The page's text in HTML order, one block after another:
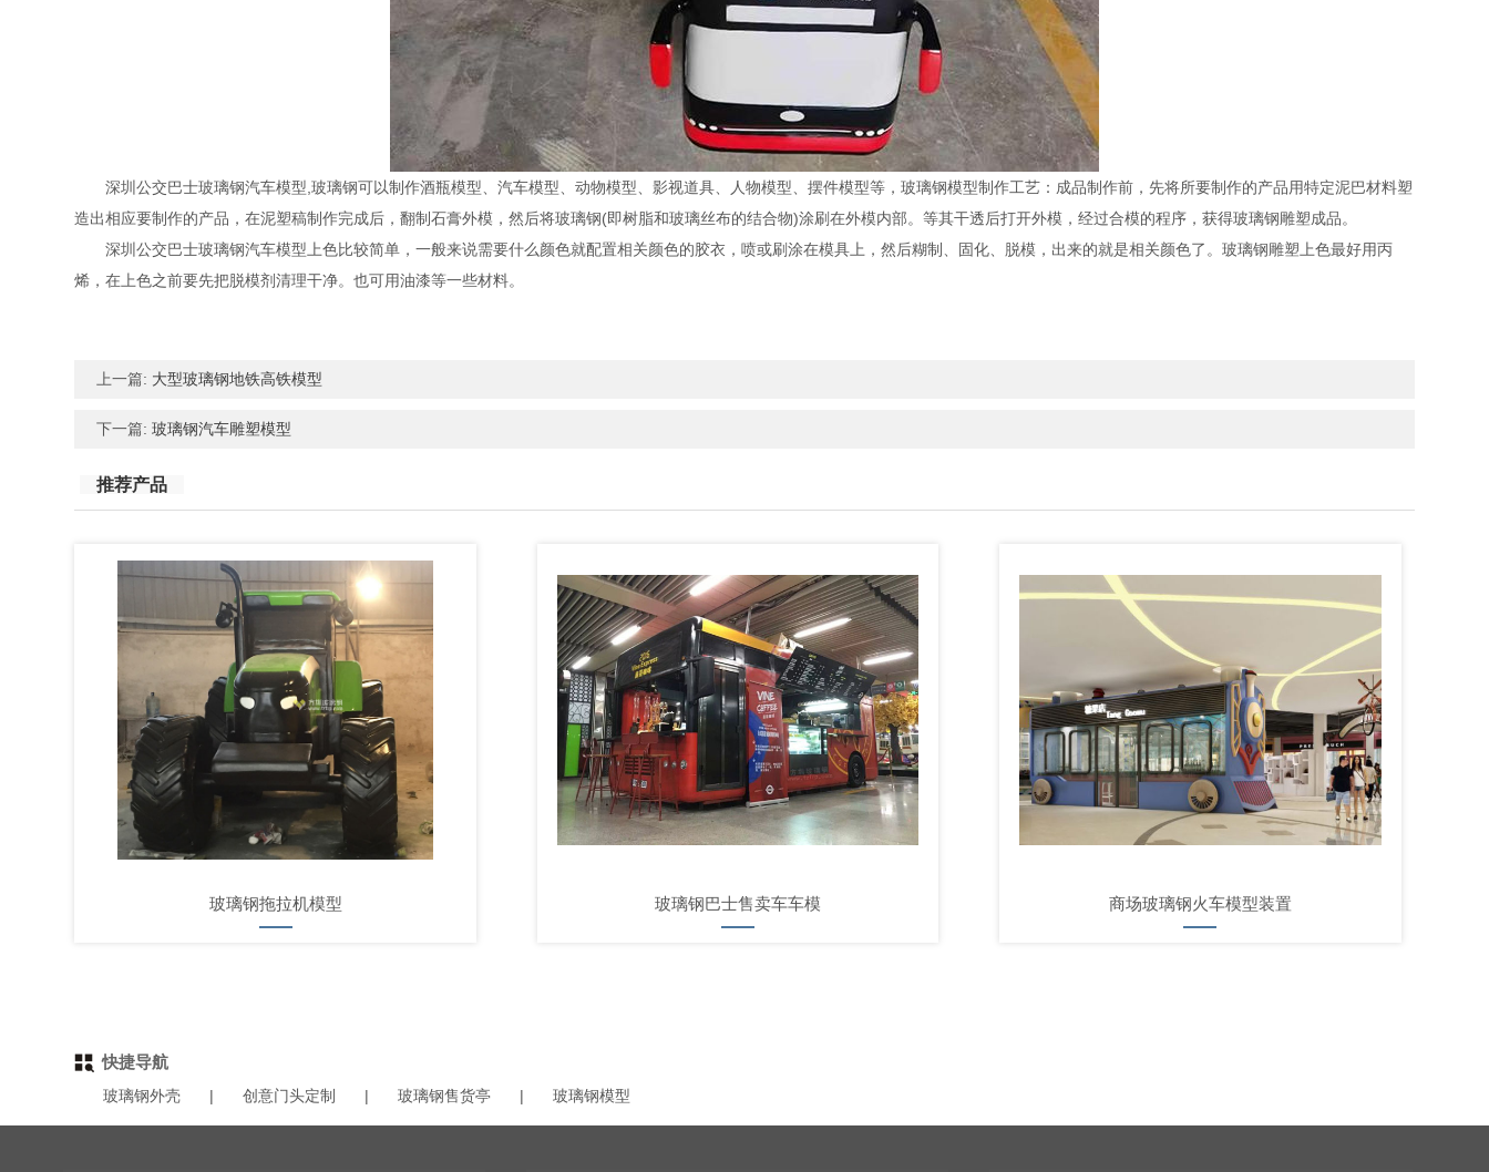
深圳公交巴士玻璃钢汽车模型,玻璃钢可以制作酒瓶模型、汽车模型、动物模型、影视道具、人物模型、摆件模型等，玻璃钢模型制作工艺：成品制作前，先将所要制作的产品用特定泥巴材料塑
造出相应要制作的产品，在泥塑稿制作完成后，翻制石膏外模，然后将玻璃钢(即树脂和玻璃丝布的结合物)涂刷在外模内部。等其干透后打开外模，经过合模的程序，获得玻璃钢雕塑成品。
深圳公交巴士玻璃钢汽车模型上色比较简单，一般来说需要什么颜色就配置相关颜色的胶衣，喷或刷涂在模具上，然后糊制、固化、脱模，出来的就是相关颜色了。玻璃钢雕塑上色最好用丙
烯，在上色之前要先把脱模剂清理干净。也可用油漆等一些材料。
上一篇: 大型玻璃钢地铁高铁模型
下一篇: 玻璃钢汽车雕塑模型
推荐产品
玻璃钢拖拉机模型 玻璃钢巴士售卖车车模 商场玻璃钢火车模型装置
快捷导航
玻璃钢外壳 | 创意门头定制 | 玻璃钢售货亭 | 玻璃钢模型